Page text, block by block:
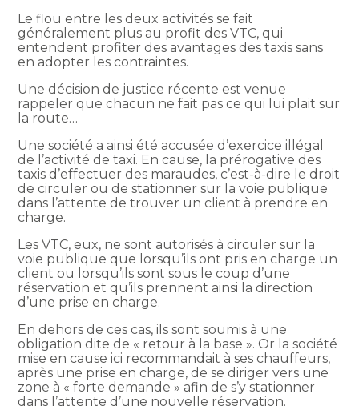
Le flou entre les deux activités se fait
généralement plus au profit des VTC, qui
entendent profiter des avantages des taxis sans
en adopter les contraintes.
Une décision de justice récente est venue
rappeler que chacun ne fait pas ce qui lui plait sur
la route…
Une société a ainsi été accusée d’exercice illégal
de l’activité de taxi. En cause, la prérogative des
taxis d’effectuer des maraudes, c’est-à-dire le droit
de circuler ou de stationner sur la voie publique
dans l’attente de trouver un client à prendre en
charge.
Les VTC, eux, ne sont autorisés à circuler sur la
voie publique que lorsqu’ils ont pris en charge un
client ou lorsqu’ils sont sous le coup d’une
réservation et qu’ils prennent ainsi la direction
d’une prise en charge.
En dehors de ces cas, ils sont soumis à une
obligation dite de « retour à la base ». Or la société
mise en cause ici recommandait à ses chauffeurs,
après une prise en charge, de se diriger vers une
zone à « forte demande » afin de s’y stationner
dans l’attente d’une nouvelle réservation.